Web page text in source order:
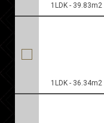
1LDK - 39.83m2
1LDK - 36.34m2